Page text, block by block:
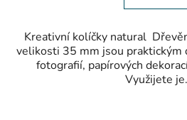
Kreativní kolíčky natural
velikosti 35 mm jsou praktickým
fotografií, papírových
Využijete